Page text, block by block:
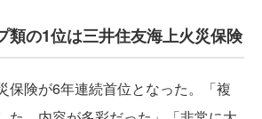
類の1位は三井住友海上火災保険
保険が6年連続首位となった。「複